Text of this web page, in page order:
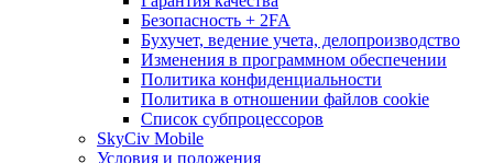
Безопасность + 2FA
Бухучет, ведение учета, делопроизводство
Изменения в программном обеспечении
Политика конфиденциальности
Политика в отношении файлов cookie
Список субпроцессоров
SkyCiv Mobile
Условия и положения